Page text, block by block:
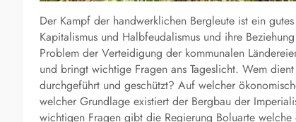
Der Kampf der handwerklichen Bergleute ist ein
Kapitalismus und Halbfeudalismus und ihre
Problem der Verteidigung der kommunalen
und bringt wichtige Fragen ans Tageslicht. Wem
durchgeführt und geschützt? Auf welcher
welcher Grundlage existiert der Bergbau der
wichtigen Fragen gibt die Regierung Boluarte